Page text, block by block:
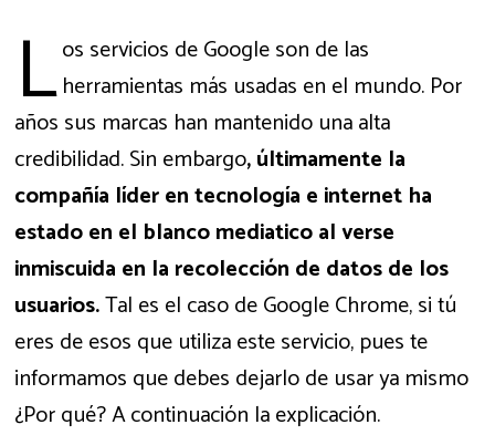
Los servicios de Google son de las
herramientas más usadas en el mundo. Por
años sus marcas han mantenido una alta
credibilidad. Sin embargo, últimamente la
compañía líder en tecnología e internet ha
estado en el blanco mediatico al verse
inmiscuida en la recolección de datos de los
usuarios.Tal es el caso de Google Chrome, si tú
eres de esos que utiliza este servicio, pues te
informamos que debes dejarlo de usar ya mismo
¿Por qué? A continuación la explicación.